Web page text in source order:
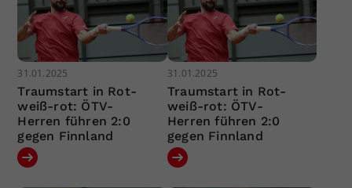
31.01.2025
Traumstart in Rot-
weiß-rot: ÖTV-
Herren führen 2:0
gegen Finnland
31.01.2025
Traumstart in Rot-
weiß-rot: ÖTV-
Herren führen 2:0
gegen Finnland